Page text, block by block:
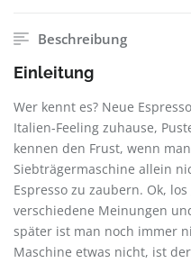
Beschreibung
Einleitung
Wer kennt es? Neue
Italien-Feeling zuhause,
kennen den Frust, wenn
Siebträgermaschine allein
Espresso zu zaubern. Ok,
verschiedene Meinungen
später ist man noch immer
Maschine etwas nicht, ist